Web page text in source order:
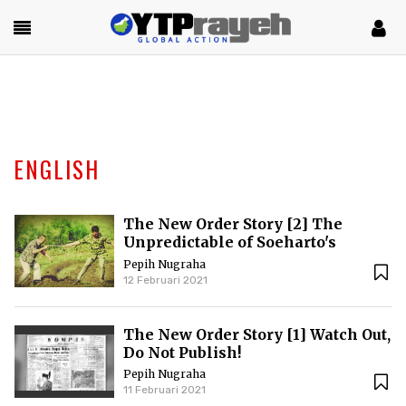
ENGLISH
The New Order Story [2] The
Unpredictable of Soeharto's
Wordless Communication
Pepih Nugraha
12 Februari 2021
The New Order Story [1] Watch Out,
Do Not Publish!
Pepih Nugraha
11 Februari 2021